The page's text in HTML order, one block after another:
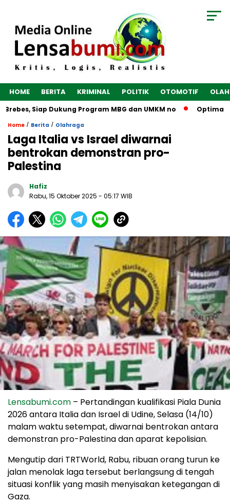
HOME BERITA KRIMINAL POLITIK OTOMOTIF
Siap Dukung Program MBG dan UMKM no Optimalkan
Home / Berita / Olahraga
Laga Italia vs Israel diwarnai
bentrokan demonstran pro-
Palestina
Hafiz
Rabu, 15 Oktober 2025 - 05:17 WIB
Lensabumi.com – Pertandingan kualifikasi Piala Dunia
2026 antara Italia dan Israel di Udine, Selasa (14/10)
malam waktu setempat, diwarnai bentrokan antara
demonstran pro-Palestina dan aparat kepolisian.
Mengutip dari TRTWorld, Rabu, ribuan orang turun ke
jalan menolak laga tersebut berlangsung di tengah
situasi konflik yang masih menyisakan ketegangan di
Gaza.